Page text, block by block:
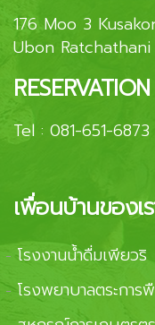
176 Moo 3
Ubon Ratchathani
RESERVATION
Tel : 081-651-6873
เพื่อนบ้านของเ
-โรงงานน้ำดื่มเพียวริ
- โรงพยาบาลตระการ